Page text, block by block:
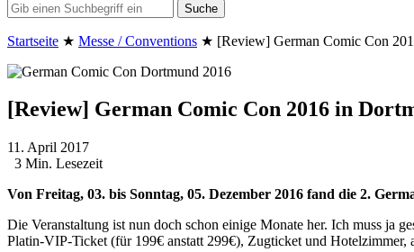
Suche
Startseite ★ Messe / Conventions ★ [Review] German Comic Con
[Review] German Comic Con 2016 in
11. April 2017
3 Min. Lesezeit
Von Freitag, 03. bis Sonntag, 05. Dezember 2016 fand die 2.
Die Veranstaltung ist nun doch schon einige Monate her. Ich muss ja
Platin-VIP-Ticket (für 199€ anstatt 299€), Zugticket und Hotelzimmer,